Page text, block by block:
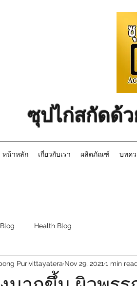
ซุปไก่สกัดด้
หน้าหลัก เกี่ยวกับเรา ผลิตภัณฑ์ บทค
Health Blog
Purivittayatera Nov 29, 2021 1 min